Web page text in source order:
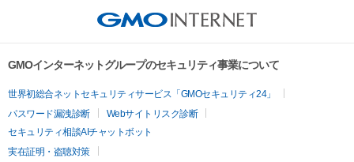
GMOインターネットグループのセキュリティ事業について
世界初総合ネットセキュリティサービス「GMOセキュリティ24」
パスワード漏洩診断
Webサイトリスク診断
セキュリティ相談AIチャットボット
実在証明・盗聴対策